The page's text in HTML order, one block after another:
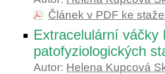
Článek v PDF ke
Extracelulární váčky
patofyziologických
Autor: Helena Kupcová